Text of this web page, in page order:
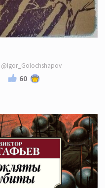
@Igor_Golochshapov
60